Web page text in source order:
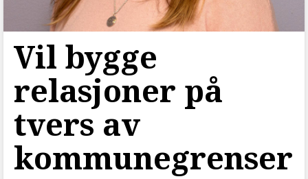
Vil bygge
relasjoner på
tvers av
kommunegrenser